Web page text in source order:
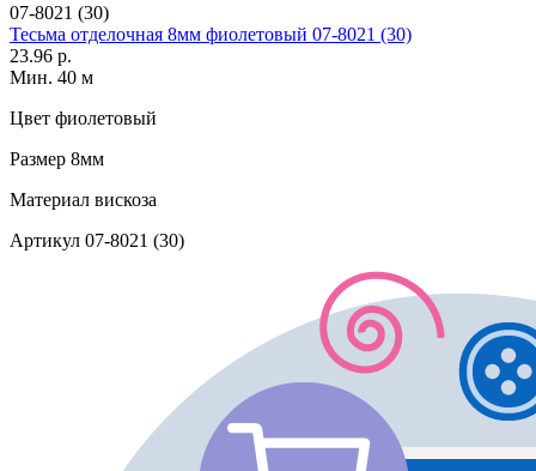
07-8021 (30)
Тесьма отделочная 8мм фиолетовый 07-8021 (30)
23.96 р.
Мин. 40 м
Цвет фиолетовый
Размер 8мм
Материал вискоза
Артикул 07-8021 (30)